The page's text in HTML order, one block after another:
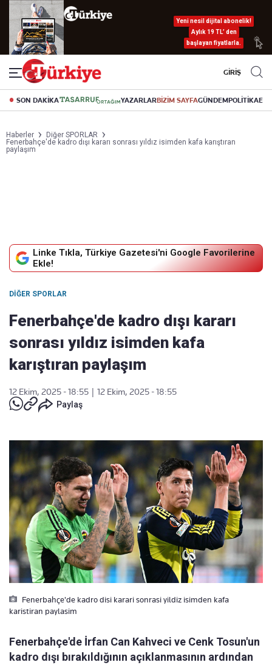
Yeni nesil dijital abonelik!
Aylık 19 TL’ den
başlayan fiyatlarla.
GİRİŞ
SON DAKİKA YAZARLARBİZİM SAYFAGÜNDEMPOLİTİKA
Haberler
Diğer SPORLAR
Fenerbahçe'de kadro dışı kararı sonrası yıldız isimden kafa karıştıran
paylaşım
Linke Tıkla, Türkiye Gazetesi'ni Google Favorilerine
Ekle!
DIĞER SPORLAR
Fenerbahçe'de kadro dışı kararı
sonrası yıldız isimden kafa
karıştıran paylaşım
12 Ekim, 2025 - 18:55
12 Ekim, 2025 - 18:55
Paylaş
Fenerbahçe'de kadro disi karari sonrasi yildiz isimden kafa
karistiran paylasim
Fenerbahçe'de İrfan Can Kahveci ve Cenk Tosun'un
kadro dışı bırakıldığının açıklanmasının ardından